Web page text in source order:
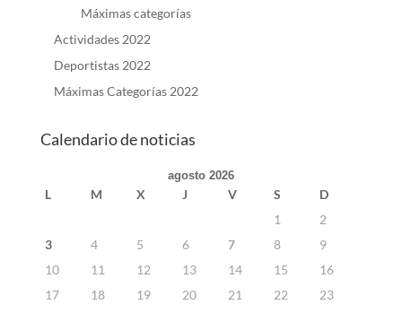
Máximas categorías
Actividades 2022
Deportistas 2022
Máximas Categorías 2022
Calendario de noticias
agosto 2026
L M X J V S
D
1
2
3
4 5 6 7 8
9
10
11 12 13 14 15
16
17
18 19 20 21 22
23